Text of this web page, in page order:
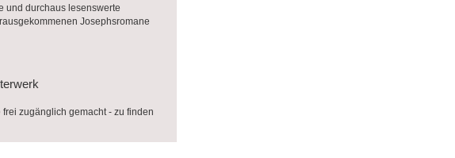
und durchaus lesenswerte
Josephsromane
zugänglich gemacht - zu finden